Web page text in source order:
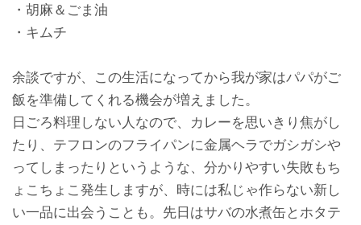
・胡麻＆ごま油
・キムチ
余談ですが、この生活になってから我が家はパパがご
飯を準備してくれる機会が増えました。
日ごろ料理しない人なので、カレーを思いきり焦がし
たり、テフロンのフライパンに金属ヘラでガシガシや
ってしまったりというような、分かりやすい失敗もち
ょこちょこ発生しますが、時には私じゃ作らない新し
い一品に出会うことも。先日はサバの水煮缶とホタテ